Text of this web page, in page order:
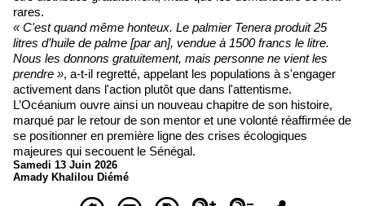
rares.
« C'est quand même honteux. Le palmier Tenera produit 25
litres d’huile de palme [par an], vendue à 1500 francs le litre.
Nous les donnons gratuitement, mais personne ne vient les
prendre », a-t-il regretté, appelant les populations à s'engager
activement dans l'action plutôt que dans l'attentisme.
L’Océanium ouvre ainsi un nouveau chapitre de son histoire,
marqué par le retour de son mentor et une volonté réaffirmée de
se positionner en première ligne des crises écologiques
majeures qui secouent le Sénégal.
Samedi 13 Juin 2026
Amady Khalilou Diémé